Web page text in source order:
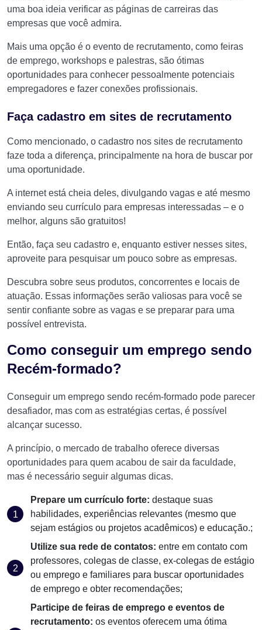
uma boa ideia verificar as páginas de carreiras das
empresas que você admira.
Mais uma opção é o evento de recrutamento, como feiras
de emprego, workshops e palestras, são ótimas
oportunidades para conhecer pessoalmente potenciais
empregadores e fazer conexões profissionais.
Faça cadastro em sites de recrutamento
Como mencionado, o cadastro nos sites de recrutamento
faze toda a diferença, principalmente na hora de buscar por
uma oportunidade.
A internet está cheia deles, divulgando vagas e até mesmo
enviando seu currículo para empresas interessadas – e o
melhor, alguns são gratuitos!
Então, faça seu cadastro e, enquanto estiver nesses sites,
aproveite para pesquisar um pouco sobre as empresas.
Descubra sobre seus produtos, concorrentes e locais de
atuação. Essas informações serão valiosas para você se
sentir confiante sobre as vagas e se preparar para uma
possível entrevista.
Como conseguir um emprego sendo
Recém-formado?
Conseguir um emprego sendo recém-formado pode parecer
desafiador, mas com as estratégias certas, é possível
alcançar sucesso.
A princípio, o mercado de trabalho oferece diversas
oportunidades para quem acabou de sair da faculdade,
mas é necessário seguir algumas dicas.
Prepare um currículo forte: destaque suas
habilidades, experiências relevantes (mesmo que
sejam estágios ou projetos acadêmicos) e educação.;
Utilize sua rede de contatos: entre em contato com
professores, colegas de classe, ex-colegas de estágio
ou emprego e familiares para buscar oportunidades
de emprego e obter recomendações;
Participe de feiras de emprego e eventos de
recrutamento: os eventos oferecem uma ótima